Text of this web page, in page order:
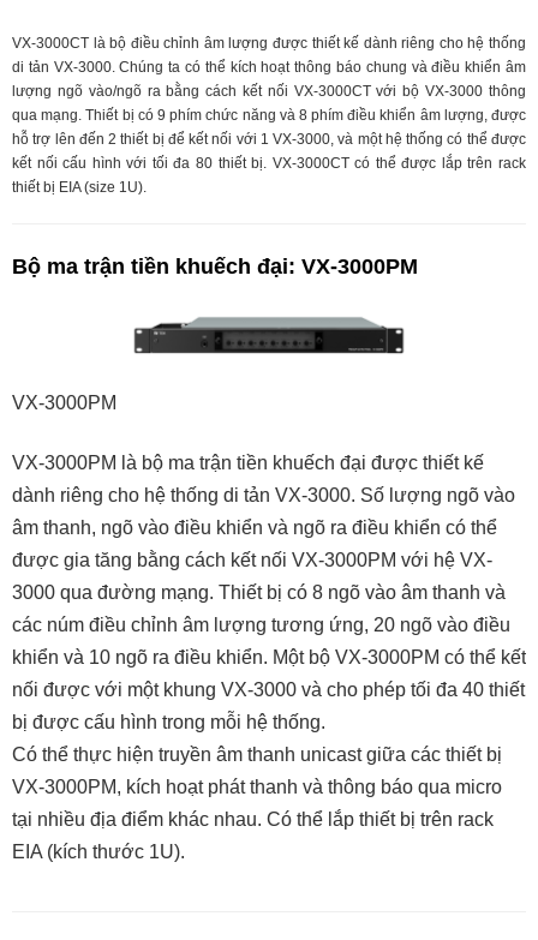
VX-3000CT là bộ điều chỉnh âm lượng được thiết kế dành riêng cho hệ thống
di tản VX-3000. Chúng ta có thể kích hoạt thông báo chung và điều khiển âm
lượng ngõ vào/ngõ ra bằng cách kết nối VX-3000CT với bộ VX-3000 thông
qua mạng. Thiết bị có 9 phím chức năng và 8 phím điều khiển âm lượng, được
hỗ trợ lên đến 2 thiết bị để kết nối với 1 VX-3000, và một hệ thống có thể được
kết nối cấu hình với tối đa 80 thiết bị. VX-3000CT có thể được lắp trên rack
thiết bị EIA (size 1U).
Bộ ma trận tiền khuếch đại: VX-3000PM
VX-3000PM
VX-3000PM là bộ ma trận tiền khuếch đại được thiết kế
dành riêng cho hệ thống di tản VX-3000. Số lượng ngõ vào
âm thanh, ngõ vào điều khiển và ngõ ra điều khiển có thể
được gia tăng bằng cách kết nối VX-3000PM với hệ VX-
3000 qua đường mạng. Thiết bị có 8 ngõ vào âm thanh và
các núm điều chỉnh âm lượng tương ứng, 20 ngõ vào điều
khiển và 10 ngõ ra điều khiển. Một bộ VX-3000PM có thể kết
nối được với một khung VX-3000 và cho phép tối đa 40 thiết
bị được cấu hình trong mỗi hệ thống.
Có thể thực hiện truyền âm thanh unicast giữa các thiết bị
VX-3000PM, kích hoạt phát thanh và thông báo qua micro
tại nhiều địa điểm khác nhau. Có thể lắp thiết bị trên rack
EIA (kích thước 1U).